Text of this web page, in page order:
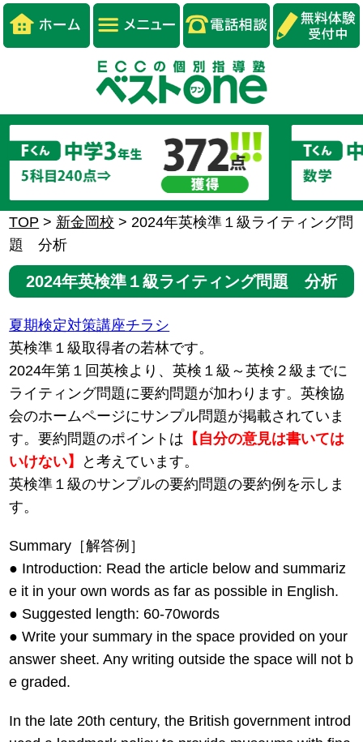
TOP > 新金岡校 >2024年英検準１級ライティング問
題 分析
2024年英検準１級ライティング問題 分析
夏期検定対策講座チラシ
英検準１級取得者の若林です。
2024年第１回英検より、英検１級～英検２級までに
ライティング問題に要約問題が加わります。英検協
会のホームページにサンプル問題が掲載されていま
す。要約問題のポイントは 【自分の意見は書いては
いけない】
と考えています。
英検準１級のサンプルの要約問題の要約例を示しま
す。
Summary［解答例］
● Introduction: Read the article below and summariz
e it in your own words as far as possible in English.
● Suggested length: 60-70words
● Write your summary in the space provided on your
answer sheet. Any writing outside the space will not b
e graded.
In the late 20th century, the British government introd